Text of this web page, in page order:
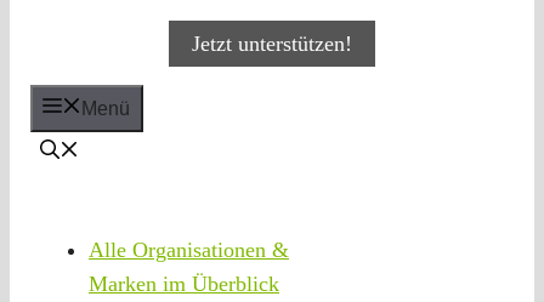
Jetzt unterstützen!
Menü
Alle Organisationen &
Marken im Überblick